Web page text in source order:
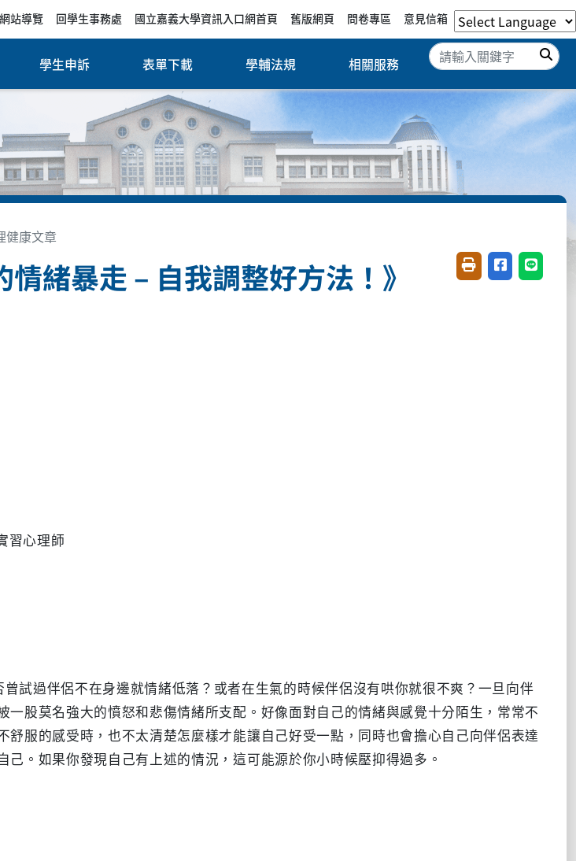
網站導覽 回學生事務處 國立嘉義大學資訊入口網首頁 舊版網頁 問卷專區 意見信箱
學生申訴 表單下載 學輔法規 相關服務
搜
健康文章
情緒暴走 – 自我調整好方法！》 友善列印(開新視窗)
分享至臉書(
分享至
習心理師
一股莫名強大的憤怒和悲傷情緒所支配。好像面對自己的情緒與感覺十分陌生，常常不
舒服的感受時，也不太清楚怎麼樣才能讓自己好受一點，同時也會擔心自己向伴侶表達
己。如果你發現自己有上述的情況，這可能源於你小時候壓抑得過多。